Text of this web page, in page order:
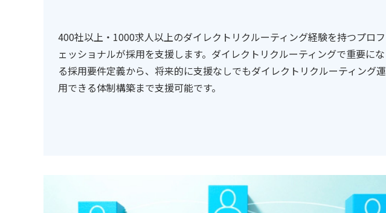
400社以上・1000求人以上のダイレクトリクルーティング経験を持つプロフ
ェッショナルが採用を支援します。ダイレクトリクルーティングで重要にな
る採用要件定義から、将来的に支援なしでもダイレクトリクルーティング運
用できる体制構築まで支援可能です。